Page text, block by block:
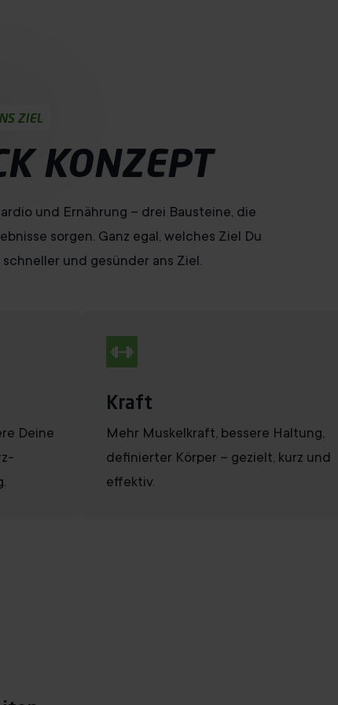
ZIEL
KONZEPT
und Ernährung – drei Bausteine, die
sorgen. Ganz egal, welches Ziel Du
und gesünder ans Ziel.
Deine
Kraft
Mehr Muskelkraft, bessere Haltung,
definierter Körper – gezielt, kurz und
effektiv.